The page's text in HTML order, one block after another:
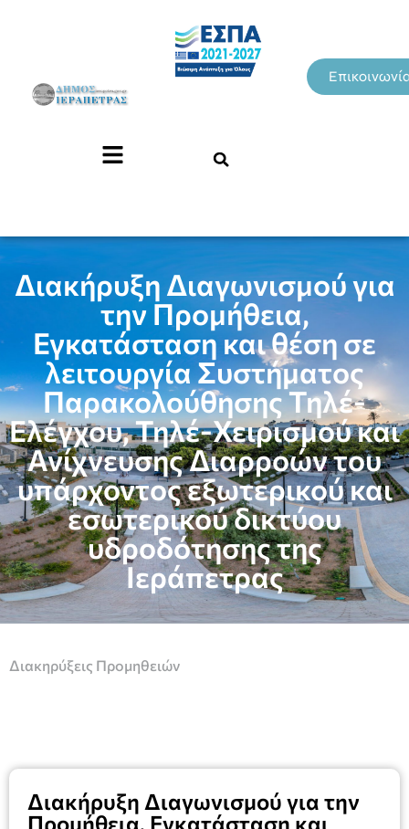
Διακήρυξη Διαγωνισμού για
την Προμήθεια,
Εγκατάσταση και θέση σε
λειτουργία Συστήματος
Παρακολούθησης Τηλέ-
Ελέγχου, Τηλέ-Χειρισμού και
Ανίχνευσης Διαρροών του
υπάρχοντος εξωτερικού και
εσωτερικού δικτύου
υδροδότησης της
Ιεράπετρας
Διακηρύξεις Προμηθειών
Διακήρυξη Διαγωνισμού για την
Προμήθεια, Εγκατάσταση και